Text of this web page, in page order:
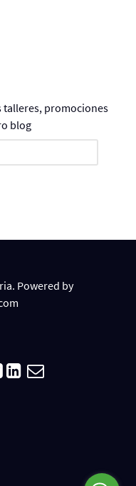
talleres, promociones
blog
Powered by